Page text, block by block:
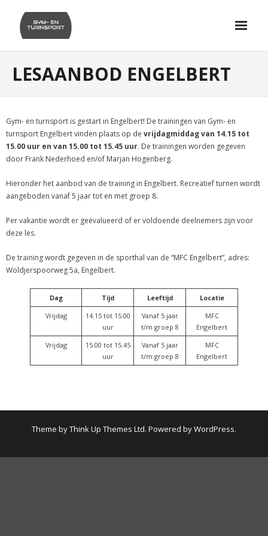
content
LESAANBOD ENGELBERT
Gym- en turnsport is gestart in Engelbert! De trainingen van Gym- en
turnsport Engelbert vinden plaats op de vrijdagmiddag van 14.15 tot
15.00 uur en van 15.00 tot 15.45 uur. De trainingen worden gegeven
door Frank Nederhoed en/of Marjan Hogenberg.
Hieronder het aanbod van de training in Engelbert. Recreatief turnen wordt
aangeboden vanaf 5 jaar tot en met groep 8.
Per vakantie wordt er geëvalueerd of er voldoende deelnemers zijn voor
deze les.
De training wordt gegeven in de sporthal van de “MFC Engelbert”, adres:
Woldjerspoorweg 5a, Engelbert.
Dag Tijd Leeftijd
Locatie
Vrijdag
14.15 tot 15.00
uur
Vanaf 5 jaar
t/m groep 8
MFC
Engelbert
Vrijdag
15.00 tot 15.45
uur
Vanaf 5 jaar
t/m groep 8
MFC
Engelbert
Theme byThink Up Themes Ltd. Powered byWordPress.